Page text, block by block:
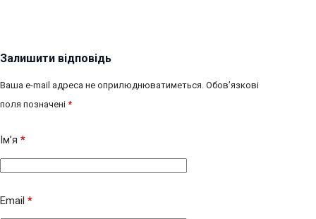
Залишити відповідь
Ваша e-mail адреса не оприлюднюватиметься. Обов’язкові
поля позначені *
Ім’я *
Email *